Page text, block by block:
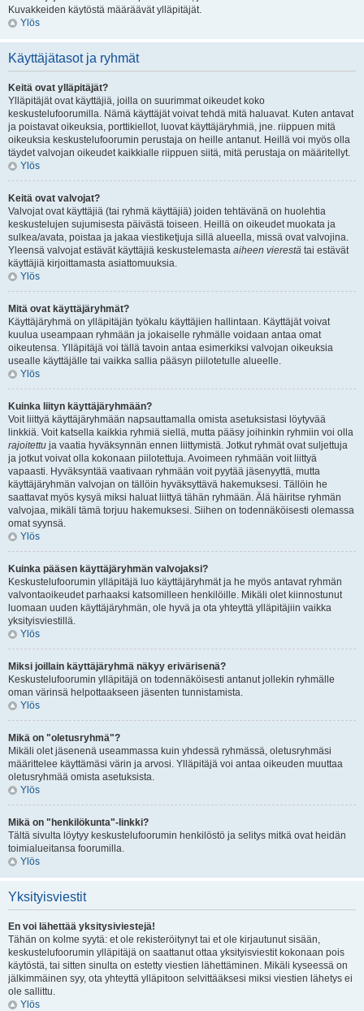
Kuvakkeiden käytöstä määräävät ylläpitäjät.
Ylös
Käyttäjätasot ja ryhmät
Keitä ovat ylläpitäjät?
Ylläpitäjät ovat käyttäjiä, joilla on suurimmat oikeudet koko
keskustelufoorumilla. Nämä käyttäjät voivat tehdä mitä haluavat. Kuten antavat
ja poistavat oikeuksia, porttikiellot, luovat käyttäjäryhmiä, jne. riippuen mitä
oikeuksia keskustelufoorumin perustaja on heille antanut. Heillä voi myös olla
täydet valvojan oikeudet kaikkialle riippuen siitä, mitä perustaja on määritellyt.
Ylös
Keitä ovat valvojat?
Valvojat ovat käyttäjiä (tai ryhmä käyttäjiä) joiden tehtävänä on huolehtia
keskustelujen sujumisesta päivästä toiseen. Heillä on oikeudet muokata ja
sulkea/avata, poistaa ja jakaa viestiketjuja sillä alueella, missä ovat valvojina.
Yleensä valvojat estävät käyttäjiä keskustelemasta aiheen vierestä tai estävät
käyttäjiä kirjoittamasta asiattomuuksia.
Ylös
Mitä ovat käyttäjäryhmät?
Käyttäjäryhmä on ylläpitäjän työkalu käyttäjien hallintaan. Käyttäjät voivat
kuulua useampaan ryhmään ja jokaiselle ryhmälle voidaan antaa omat
oikeutensa. Ylläpitäjä voi tällä tavoin antaa esimerkiksi valvojan oikeuksia
usealle käyttäjälle tai vaikka sallia pääsyn piilotetulle alueelle.
Ylös
Kuinka liityn käyttäjäryhmään?
Voit liittyä käyttäjäryhmään napsauttamalla omista asetuksistasi löytyvää
linkkiä. Voit katsella kaikkia ryhmiä siellä, mutta pääsy joihinkin ryhmiin voi olla
rajoitettu ja vaatia hyväksynnän ennen liittymistä. Jotkut ryhmät ovat suljettuja
ja jotkut voivat olla kokonaan piilotettuja. Avoimeen ryhmään voit liittyä
vapaasti. Hyväksyntää vaativaan ryhmään voit pyytää jäsenyyttä, mutta
käyttäjäryhmän valvojan on tällöin hyväksyttävä hakemuksesi. Tällöin he
saattavat myös kysyä miksi haluat liittyä tähän ryhmään. Älä häiritse ryhmän
valvojaa, mikäli tämä torjuu hakemuksesi. Siihen on todennäköisesti olemassa
omat syynsä.
Ylös
Kuinka pääsen käyttäjäryhmän valvojaksi?
Keskustelufoorumin ylläpitäjä luo käyttäjäryhmät ja he myös antavat ryhmän
valvontaoikeudet parhaaksi katsomilleen henkilöille. Mikäli olet kiinnostunut
luomaan uuden käyttäjäryhmän, ole hyvä ja ota yhteyttä ylläpitäjiin vaikka
yksityisviestillä.
Ylös
Miksi joillain käyttäjäryhmä näkyy erivärisenä?
Keskustelufoorumin ylläpitäjä on todennäköisesti antanut jollekin ryhmälle
oman värinsä helpottaakseen jäsenten tunnistamista.
Ylös
Mikä on "oletusryhmä"?
Mikäli olet jäsenenä useammassa kuin yhdessä ryhmässä, oletusryhmäsi
määrittelee käyttämäsi värin ja arvosi. Ylläpitäjä voi antaa oikeuden muuttaa
oletusryhmää omista asetuksista.
Ylös
Mikä on "henkilökunta"-linkki?
Tältä sivulta löytyy keskustelufoorumin henkilöstö ja selitys mitkä ovat heidän
toimialueitansa foorumilla.
Ylös
Yksityisviestit
En voi lähettää yksitysiviestejä!
Tähän on kolme syytä: et ole rekisteröitynyt tai et ole kirjautunut sisään,
keskustelufoorumin ylläpitäjä on saattanut ottaa yksityisviestit kokonaan pois
käytöstä, tai sitten sinulta on estetty viestien lähettäminen. Mikäli kyseessä on
jälkimmäinen syy, ota yhteyttä ylläpitoon selvittääksesi miksi viestien lähetys ei
ole sallittu.
Ylös